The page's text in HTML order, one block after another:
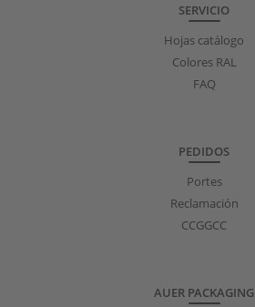
SERVICIO
Hojas catálogo
Colores RAL
FAQ
PEDIDOS
Portes
Reclamación
CCGGCC
AUER PACKAGING